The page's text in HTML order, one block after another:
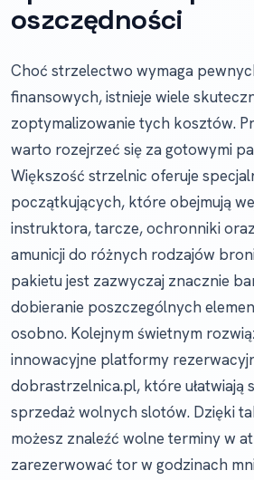
oszczędności
Choć strzelectwo wymaga
finansowych, istnieje wiele
zoptymalizowanie tych kosztów.
warto rozejrzeć się za gotowymi
Większość strzelnic oferuje
początkujących, które obejmują
instruktora, tarcze, ochronniki
amunicji do różnych rodzajów
pakietu jest zazwyczaj znacznie
dobieranie poszczególnych
osobno. Kolejnym świetnym
innowacyjne platformy
dobrastrzelnica.pl, które ułatwiają
sprzedaż wolnych slotów. Dzięki
możesz znaleźć wolne terminy w
zarezerwować tor w godzinach